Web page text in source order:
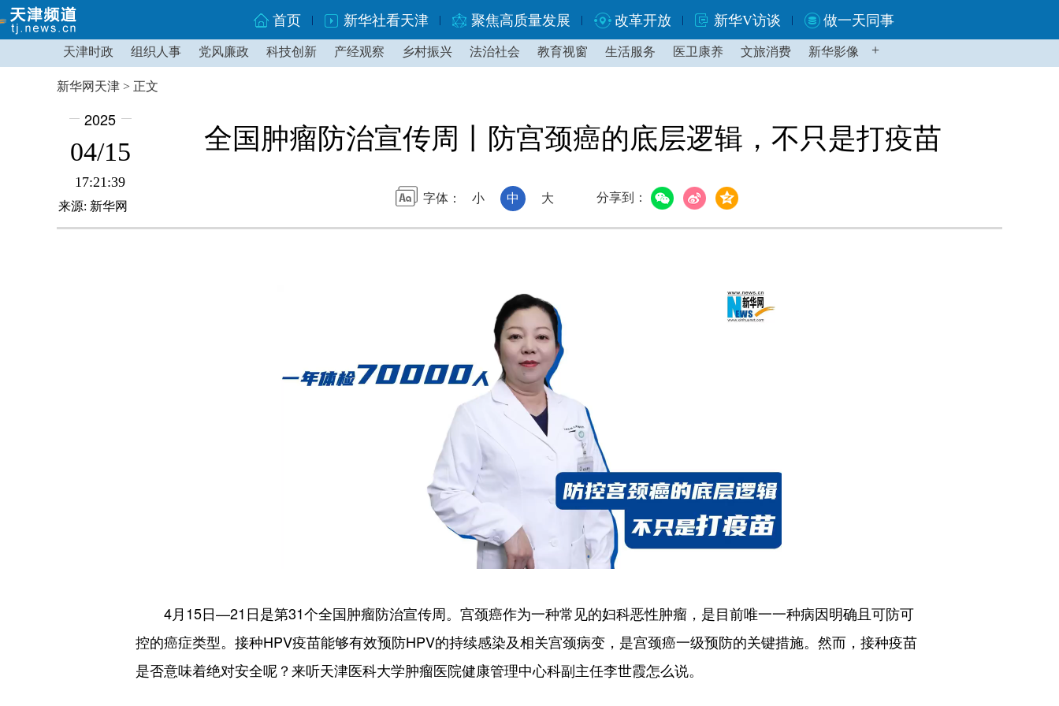
首页 新华社看天津 聚焦高质量发展 改革开放 新华V访谈 做一天同事
天津时政 组织人事 党风廉政 科技创新 产经观察 乡村振兴 法治社会 教育视窗 生活服务 医卫康养 文旅消费 新华影像 +
新华网天津 > 正文
2025
04/15
17:21:39
来源: 新华网
全国肿瘤防治宣传周丨防宫颈癌的底层逻辑，不只是打疫苗
字体： 小 中 大 分享到：
4月15日—21日是第31个全国肿瘤防治宣传周。宫颈癌作为一种常见的妇科恶性肿瘤，是目前唯一一种病因明确且可防可
控的癌症类型。接种HPV疫苗能够有效预防HPV的持续感染及相关宫颈病变，是宫颈癌一级预防的关键措施。然而，接种疫苗
是否意味着绝对安全呢？来听天津医科大学肿瘤医院健康管理中心科副主任李世霞怎么说。